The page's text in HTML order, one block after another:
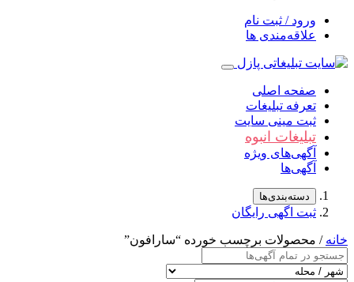
ورود / ثبت نام
علاقه‌مندی ها
صفحه اصلی
تعرفه تبلیغات
ثبت مینی سایت
تبلیغات انبوه
آگهی‌های ویژه
آگهی‌ها
دسته‌بندی‌ها
ثبت اگهی رایگان
خانه / محصولات برچسب خورده “سارافون”